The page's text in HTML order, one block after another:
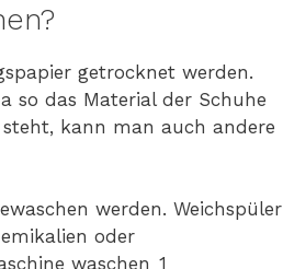
getrocknet werden.
so das Material der Schuhe
kann man auch andere
werden. Weichspüler
oder